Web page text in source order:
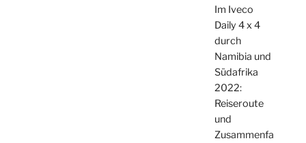
Im Iveco
Daily 4 x 4
durch
Namibia und
Südafrika
2022:
Reiseroute
und
Zusammenfa